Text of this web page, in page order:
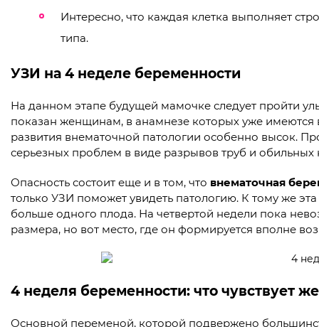
Интересно, что каждая клетка выполняет
типа.
УЗИ на 4 неделе беременности
На данном этапе будущей мамочке следует пройти
показан женщинам, в анамнезе которых уже
развития внематочной патологии особенно высок.
серьезных проблем в виде разрывов труб и обильных
Опасность состоит еще и в том, что внематочная
только УЗИ поможет увидеть патологию. К тому же
больше одного плода. На четвертой недели пока
размера, но вот место, где он формируется вполне
4 неделя беременности: что чувствует
Основной переменой, которой подвержено